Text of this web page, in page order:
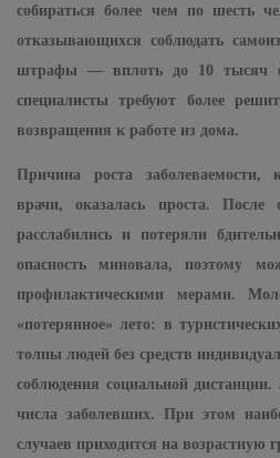
собираться более чем по шесть
отказывающихся соблюдать
штрафы — вплоть до 10 тысяч
специалисты требуют более
возвращения к работе из дома.
Причина роста заболеваемости,
врачи, оказалась проста. После
расслабились и потеряли
опасность миновала, поэтому
профилактическими мерами.
«потерянное» лето: в
толпы людей без средств
соблюдения социальной
числа заболевших. При этом
случаев приходится на возрастную